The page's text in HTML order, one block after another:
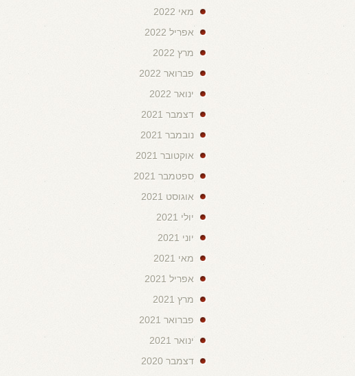
מאי 2022
אפריל 2022
מרץ 2022
פברואר 2022
ינואר 2022
דצמבר 2021
נובמבר 2021
אוקטובר 2021
ספטמבר 2021
אוגוסט 2021
יולי 2021
יוני 2021
מאי 2021
אפריל 2021
מרץ 2021
פברואר 2021
ינואר 2021
דצמבר 2020